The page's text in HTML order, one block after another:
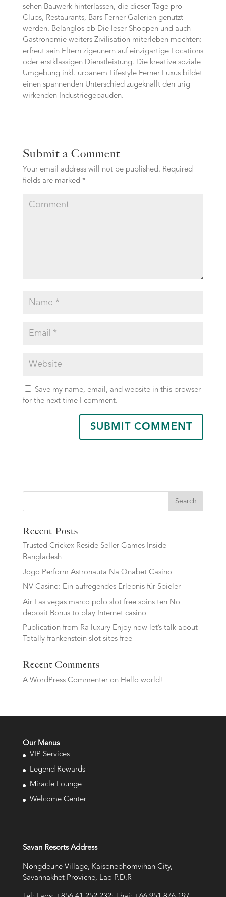
sehen Bauwerk hinterlassen, die dieser Tage pro
Clubs, Restaurants, Bars Ferner Galerien genutzt
werden. Belanglos ob Die leser Shoppen und auch
Gastronomie weiters Zivilisation miterleben mochten:
erfreut sein Eltern zigeunern auf einzigartige Locations
oder erstklassigen Dienstleistung. Die kreative soziale
Umgebung inkl. urbanem Lifestyle Ferner Luxus bildet
einen spannenden Unterschied zugeknallt den urig
wirkenden Industriegebauden.
Submit a Comment
Your email address will not be published. Required
fields are marked *
Save my name, email, and website in this browser
for the next time I comment.
Search
Recent Posts
Trusted Crickex Reside Seller Games Inside
Bangladesh
Jogo Perform Astronauta Na Onabet Casino
NV Casino: Ein aufregendes Erlebnis für Spieler
Air Las vegas marco polo slot free spins ten No
deposit Bonus to play Internet casino
Publication from Ra luxury Enjoy now let’s talk about
Totally frankenstein slot sites free
Recent Comments
A WordPress Commenteron Hello world!
Our Menus
VIP Services
Legend Rewards
Miracle Lounge
Welcome Center
Savan Resorts Address
Nongdeune Village, Kaisonephomvihan City,
Savannakhet Provicne, Lao P.D.R